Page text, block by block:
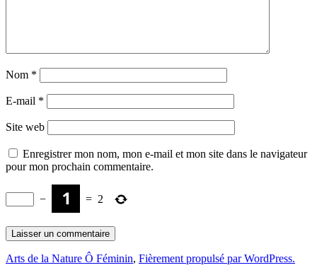
Nom *
E-mail *
Site web
Enregistrer mon nom, mon e-mail et mon site dans le navigateur
pour mon prochain commentaire.
− = 2
Arts de la Nature Ô Féminin, Fièrement propulsé par WordPress.